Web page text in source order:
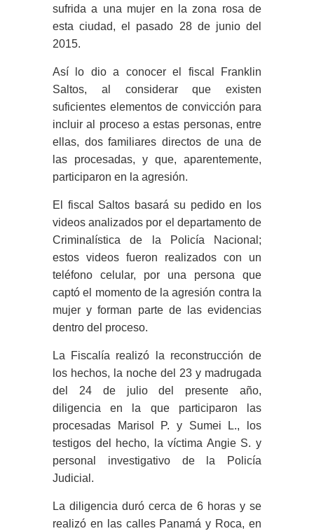
sufrida a una mujer en la zona rosa de
esta ciudad, el pasado 28 de junio del
2015.
Así lo dio a conocer el fiscal Franklin
Saltos, al considerar que existen
suficientes elementos de convicción para
incluir al proceso a estas personas, entre
ellas, dos familiares directos de una de
las procesadas, y que, aparentemente,
participaron en la agresión.
El fiscal Saltos basará su pedido en los
videos analizados por el departamento de
Criminalística de la Policía Nacional;
estos videos fueron realizados con un
teléfono celular, por una persona que
captó el momento de la agresión contra la
mujer y forman parte de las evidencias
dentro del proceso.
La Fiscalía realizó la reconstrucción de
los hechos, la noche del 23 y madrugada
del 24 de julio del presente año,
diligencia en la que participaron las
procesadas Marisol P. y Sumei L., los
testigos del hecho, la víctima Angie S. y
personal investigativo de la Policía
Judicial.
La diligencia duró cerca de 6 horas y se
realizó en las calles Panamá y Roca, en